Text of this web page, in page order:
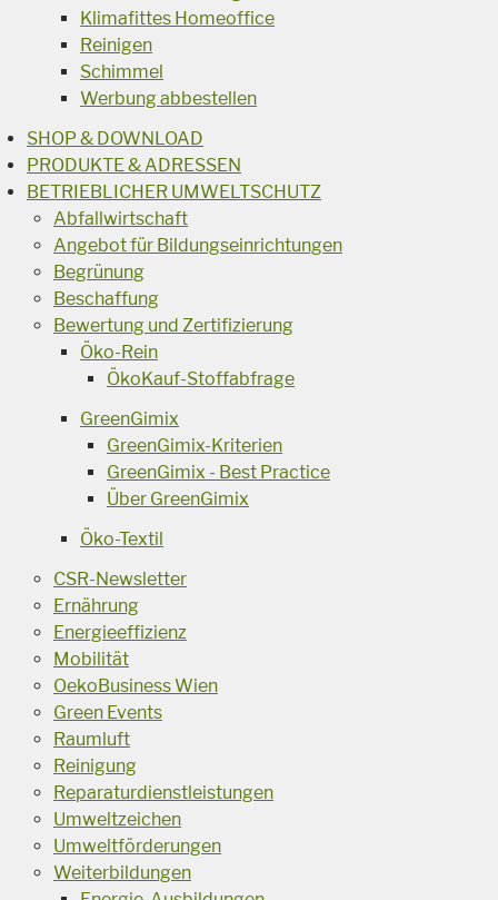
Klimafittes Homeoffice
Reinigen
Schimmel
Werbung abbestellen
SHOP & DOWNLOAD
PRODUKTE & ADRESSEN
BETRIEBLICHER UMWELTSCHUTZ
Abfallwirtschaft
Angebot für Bildungseinrichtungen
Begrünung
Beschaffung
Bewertung und Zertifizierung
Öko-Rein
ÖkoKauf-Stoffabfrage
GreenGimix
GreenGimix-Kriterien
GreenGimix - Best Practice
Über GreenGimix
Öko-Textil
CSR-Newsletter
Ernährung
Energieeffizienz
Mobilität
OekoBusiness Wien
Green Events
Raumluft
Reinigung
Reparaturdienstleistungen
Umweltzeichen
Umweltförderungen
Weiterbildungen